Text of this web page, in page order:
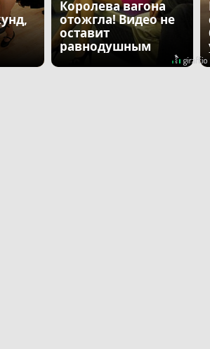
Королева вагона
отожгла! Видео не
оставит
равнодушным